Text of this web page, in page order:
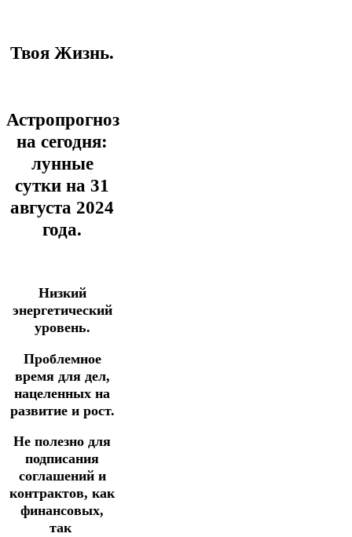
Твоя Жизнь.
Астропрогноз
на сегодня:
лунные
сутки на 31
августа 2024
года.
Низкий
энергетический
уровень.
Проблемное
время для дел,
нацеленных на
развитие и рост.
Не полезно для
подписания
соглашений и
контрактов, как
финансовых,
так